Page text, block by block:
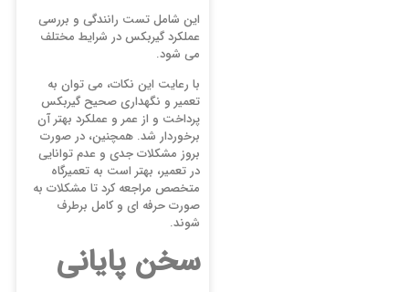
این شامل تست رانندگی و بررسی
عملکرد گیربکس در شرایط مختلف
می ‌شود.
با رعایت این نکات، می ‌توان به
تعمیر و نگهداری صحیح گیربکس
پرداخت و از عمر و عملکرد بهتر آن
برخوردار شد. همچنین، در صورت
بروز مشکلات جدی و عدم توانایی
در تعمیر، بهتر است به تعمیرگاه
متخصص مراجعه کرد تا مشکلات به
صورت حرفه ‌ای و کامل برطرف
سخن پایانی